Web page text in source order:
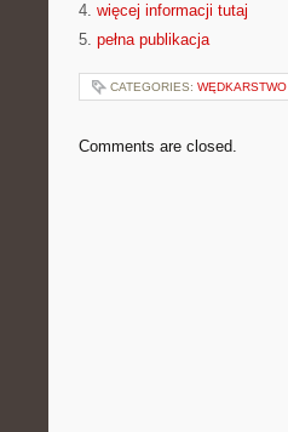
4. więcej informacji tutaj
5. pełna publikacja
CATEGORIES: WĘDKARSTWO
Comments are closed.